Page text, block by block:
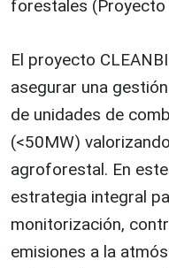
forestales (Proyecto
El proyecto
asegurar una
de unidades de
(<50MW)
agroforestal. En
estrategia integral
monitorización,
emisiones a la